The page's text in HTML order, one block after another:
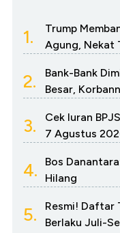
1.
Trump
Agung, Nekat
2.
Bank-Bank
Besar,
3.
Cek Iuran
7 Agustus
4.
Bos
Hilang
5.
Resmi! Daftar
Berlaku Juli-